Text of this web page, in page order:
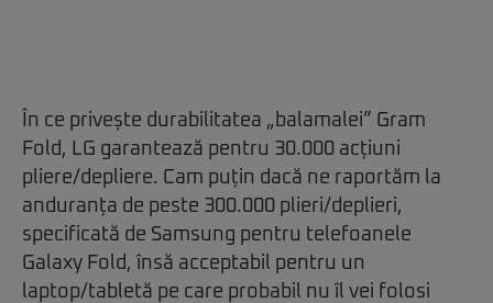
În ce privește durabilitatea „balamalei” Gram
Fold, LG garantează pentru 30.000 acțiuni
pliere/depliere. Cam puțin dacă ne raportăm la
anduranța de peste 300.000 plieri/deplieri,
specificată de Samsung pentru telefoanele
Galaxy Fold, însă acceptabil pentru un
laptop/tabletă pe care probabil nu îl vei folosi